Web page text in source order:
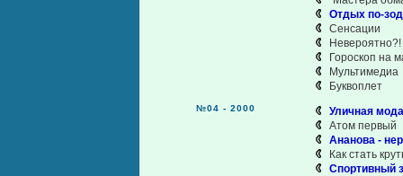
Отдых по-
Сенсации
Гороскоп на
Мультимедиа
Буквоплет
№04 - 2000
Уличная
Атом первый
Ананова -
Как стать
Спортивный